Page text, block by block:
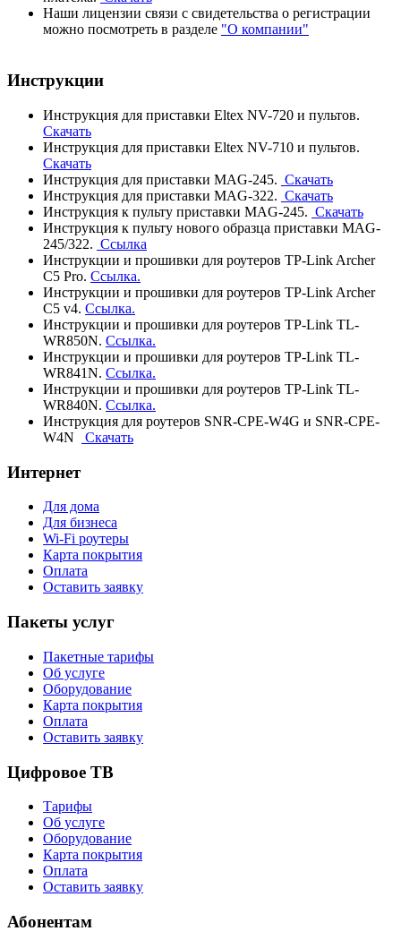
Наши лицензии связи с свидетельства о регистрации
можно посмотреть в разделе "О компании"
Инструкции
Инструкция для приставки Eltex NV-720 и пультов.
Скачать
Инструкция для приставки Eltex NV-710 и пультов.
Скачать
Инструкция для приставки MAG-245. Скачать
Инструкция для приставки MAG-322. Скачать
Инструкция к пульту приставки MAG-245. Скачать
Инструкция к пульту нового образца приставки MAG-
245/322. Ссылка
Инструкции и прошивки для роутеров TP-Link Archer
C5 Pro. Ссылка.
Инструкции и прошивки для роутеров TP-Link Archer
C5 v4. Ссылка.
Инструкции и прошивки для роутеров TP-Link TL-
WR850N. Ссылка.
Инструкции и прошивки для роутеров TP-Link TL-
WR841N. Ссылка.
Инструкции и прошивки для роутеров TP-Link TL-
WR840N. Ссылка.
Инструкция для роутеров SNR-CPE-W4G и SNR-CPE-
W4N
Скачать
Интернет
Для дома
Для бизнеса
Wi-Fi роутеры
Карта покрытия
Оплата
Оставить заявку
Пакеты услуг
Пакетные тарифы
Об услуге
Оборудование
Карта покрытия
Оплата
Оставить заявку
Цифровое ТВ
Тарифы
Об услуге
Оборудование
Карта покрытия
Оплата
Оставить заявку
Абонентам